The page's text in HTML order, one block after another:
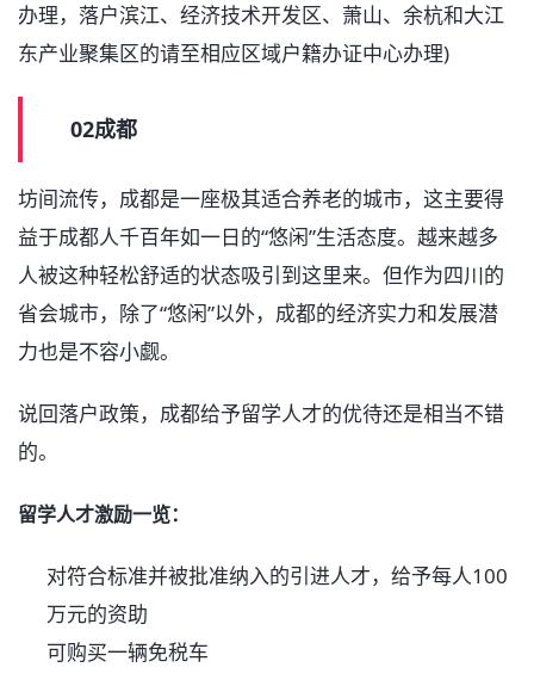
办理，落户滨江、经济技术开发区、萧山、余杭和大江
东产业聚集区的请至相应区域户籍办证中心办理)
02成都
坊间流传，成都是一座极其适合养老的城市，这主要得
益于成都人千百年如一日的“悠闲”生活态度。越来越多
人被这种轻松舒适的状态吸引到这里来。但作为四川的
省会城市，除了“悠闲”以外，成都的经济实力和发展潜
力也是不容小觑。
说回落户政策，成都给予留学人才的优待还是相当不错
的。
留学人才激励一览：
对符合标准并被批准纳入的引进人才，给予每人100
万元的资助
可购买一辆免税车